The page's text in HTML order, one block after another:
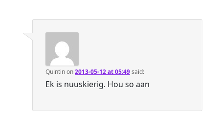
Quintinon2013-05-12 at 05:49said:
Ek is nuuskierig. Hou so aan